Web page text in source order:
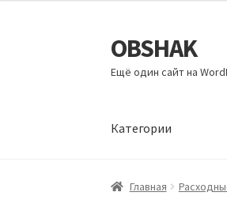
Перейти
к
навигации
Перейти
к
содержимому
OBSHAK
Ещё один сайт на
Категории
Главная Категории
Главная